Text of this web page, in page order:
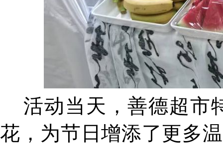
活动当天，善德超市
花，为节日增添了更多